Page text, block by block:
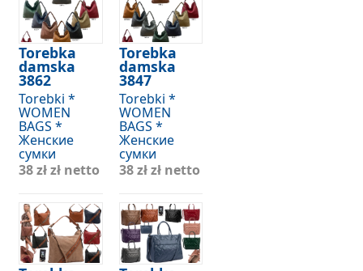
Torebka
damska
3862
Torebki *
WOMEN
BAGS *
Женские
сумки
38 złzł netto
Torebka
damska
3847
Torebki *
WOMEN
BAGS *
Женские
сумки
38 złzł netto